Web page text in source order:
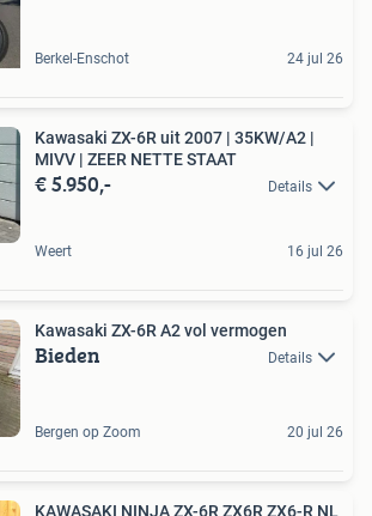
Berkel-Enschot 24 jul 26
Kawasaki ZX-6R uit 2007 | 35KW/A2 |
MIVV | ZEER NETTE STAAT
€ 5.950,- Details
Weert 16 jul 26
Kawasaki ZX-6R A2 vol vermogen
Bieden Details
Bergen op Zoom 20 jul 26
KAWASAKI NINJA ZX-6R ZX6R ZX6-R NL